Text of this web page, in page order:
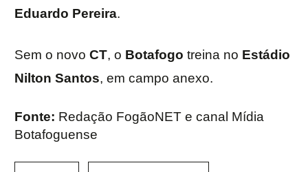
Eduardo Pereira.
Sem o novo CT, o Botafogo treina no Estádio
Nilton Santos, em campo anexo.
Fonte: Redação FogãoNET e canal Mídia
Botafoguense